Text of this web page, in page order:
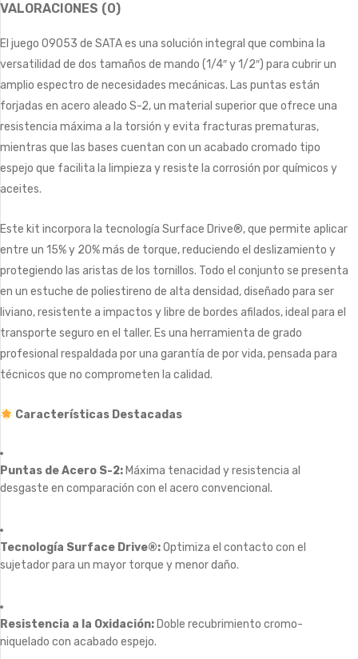
VALORACIONES (0)
El juego 09053 de SATA es una solución integral que combina la
versatilidad de dos tamaños de mando (1/4″ y 1/2″) para cubrir un
amplio espectro de necesidades mecánicas. Las puntas están
forjadas en acero aleado S-2, un material superior que ofrece una
resistencia máxima a la torsión y evita fracturas prematuras,
mientras que las bases cuentan con un acabado cromado tipo
espejo que facilita la limpieza y resiste la corrosión por químicos y
aceites.
Este kit incorpora la tecnología Surface Drive®, que permite aplicar
entre un 15% y 20% más de torque, reduciendo el deslizamiento y
protegiendo las aristas de los tornillos. Todo el conjunto se presenta
en un estuche de poliestireno de alta densidad, diseñado para ser
liviano, resistente a impactos y libre de bordes afilados, ideal para el
transporte seguro en el taller. Es una herramienta de grado
profesional respaldada por una garantía de por vida, pensada para
técnicos que no comprometen la calidad.
Características Destacadas
Puntas de Acero S-2: Máxima tenacidad y resistencia al
desgaste en comparación con el acero convencional.
Tecnología Surface Drive®:Optimiza el contacto con el
sujetador para un mayor torque y menor daño.
Resistencia a la Oxidación: Doble recubrimiento cromo-
niquelado con acabado espejo.